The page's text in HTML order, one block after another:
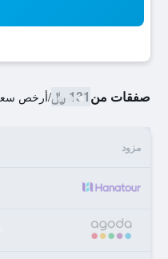
صفقات من131 ﷼ /أرخص سعر
مزود